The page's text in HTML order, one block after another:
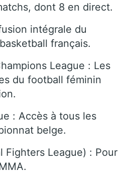
dont 8 en direct.
intégrale du
français.
League : Les
du football féminin
: Accès à tous les
belge.
Fighters League) : Pour